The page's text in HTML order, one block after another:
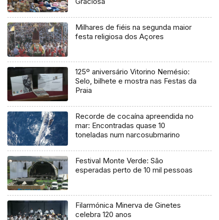
Milhares de fiéis na segunda maior
festa religiosa dos Açores
125º aniversário Vitorino Nemésio:
Selo, bilhete e mostra nas Festas da
Praia
Recorde de cocaína apreendida no
mar: Encontradas quase 10
toneladas num narcosubmarino
Festival Monte Verde: São
esperadas perto de 10 mil pessoas
Filarmónica Minerva de Ginetes
celebra 120 anos